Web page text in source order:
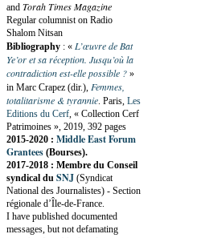
and Torah Times Magazine
Regular columnist on Radio
Shalom Nitsan
Bibliography : « L’œuvre de Bat
Ye’or et sa réception. Jusqu’où la
contradiction est-elle possible ? »
in Marc Crapez (dir.), Femmes,
totalitarisme & tyrannie. Paris, Les
Editions du Cerf, « Collection Cerf
Patrimoines », 2019, 392 pages
2015-2020 : Middle East Forum
Grantees (Bourses).
2017-2018 : Membre du Conseil
syndical du SNJ (Syndicat
National des Journalistes) - Section
régionale d’Île-de-France.
I have published documented
messages, but not defamating